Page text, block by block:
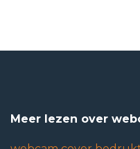
Meer lezen over